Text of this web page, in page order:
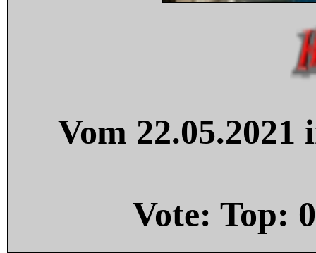
Vom
Vote: Top: 0